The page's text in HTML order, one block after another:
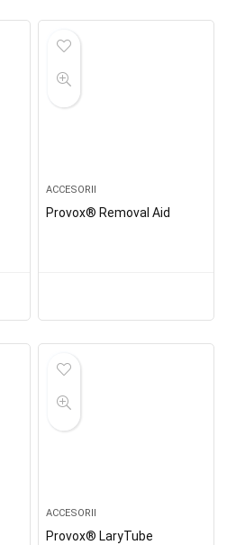
ACCESORII
Provox® Removal Aid
ACCESORII
Provox® LaryTube